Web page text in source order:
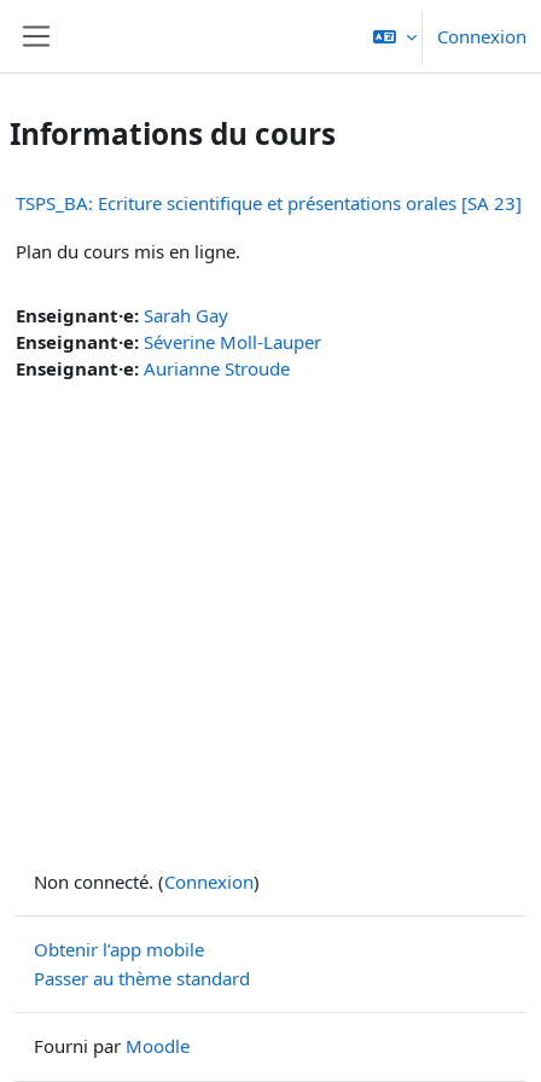
Connexion
Informations du cours
TSPS_BA: Ecriture scientifique et présentations orales [SA 23]
Plan du cours mis en ligne.
Enseignant·e: Sarah Gay
Enseignant·e: Séverine Moll-Lauper
Enseignant·e: Aurianne Stroude
Non connecté. (Connexion)
Obtenir l’app mobile
Passer au thème standard
Fourni par Moodle